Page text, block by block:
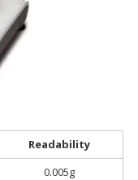
Readability
0.005g